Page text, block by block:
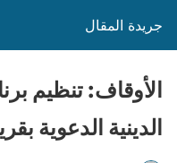
جريدة المقال
الأوقاف: تنظيم
الدينية الدعوية